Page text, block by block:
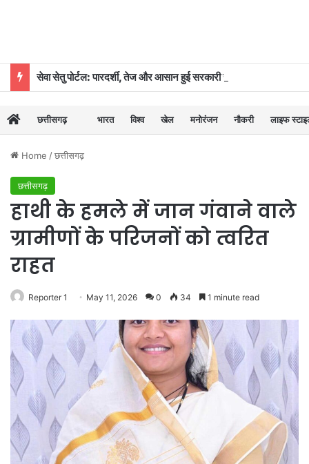
छत्तीसगढ़ भारत विश्व खेल मनोरंजन नौकरी लाइफ
Home /छत्तीसगढ़
छत्तीसगढ़
हाथी के हमले में जान गंवाने वाले
ग्रामीणों के परिजनों को त्वरित
राहत
Reporter 1 May 11, 2026 0 34 1 minute read